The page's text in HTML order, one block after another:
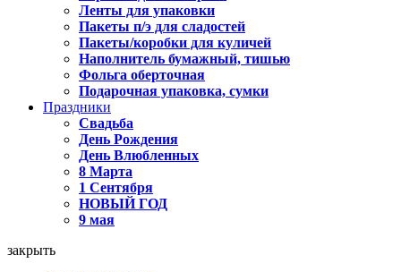
Ленты для упаковки
Пакеты п/э для сладостей
Пакеты/коробки для куличей
Наполнитель бумажный, тишью
Фольга оберточная
Подарочная упаковка, сумки
Праздники
Свадьба
День Рождения
День Влюбленных
8 Марта
1 Сентября
НОВЫЙ ГОД
9 мая
закрыть